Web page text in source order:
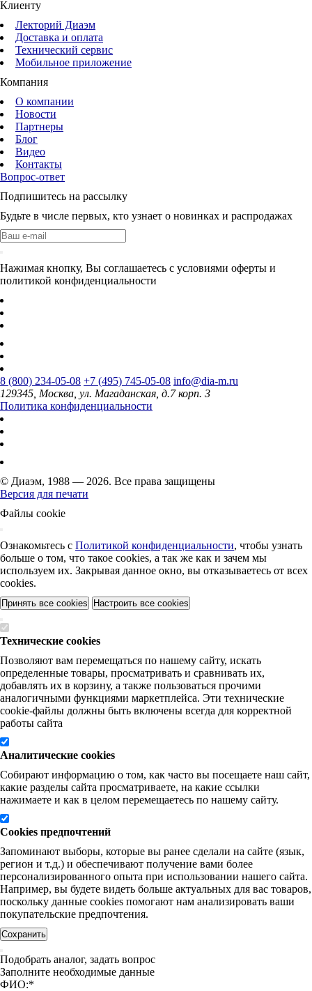
Клиенту
Лекторий Диаэм
Доставка и оплата
Технический сервис
Мобильное приложение
Компания
О компании
Новости
Партнеры
Блог
Видео
Контакты
Вопрос-ответ
Подпишитесь на рассылку
Будьте в числе первых, кто узнает о новинках и распродажах
Нажимая кнопку, Вы соглашаетесь с условиями оферты и
политикой конфиденциальности
8 (800) 234-05-08 +7 (495) 745-05-08 info@dia-m.ru
129345, Москва, ул. Магаданская, д.7 корп. 3
Политика конфиденциальности
© Диаэм, 1988 — 2026. Все права защищены
Версия для печати
Файлы cookie
Ознакомьтесь с Политикой конфиденциальности, чтобы узнать
больше о том, что такое cookies, а так же как и зачем мы
используем их. Закрывая данное окно, вы отказываетесь от всех
cookies.
Принять все cookies Настроить все cookies
Технические cookies
Позволяют вам перемещаться по нашему сайту, искать
определенные товары, просматривать и сравнивать их,
добавлять их в корзину, а также пользоваться прочими
аналогичными функциями маркетплейса. Эти технические
cookie-файлы должны быть включены всегда для корректной
работы сайта
Аналитические cookies
Собирают информацию о том, как часто вы посещаете наш сайт,
какие разделы сайта просматриваете, на какие ссылки
нажимаете и как в целом перемещаетесь по нашему сайту.
Cookies предпочтений
Запоминают выборы, которые вы ранее сделали на сайте (язык,
регион и т.д.) и обеспечивают получение вами более
персонализированного опыта при использовании нашего сайта.
Например, вы будете видеть больше актуальных для вас товаров,
поскольку данные cookies помогают нам анализировать ваши
покупательские предпочтения.
Сохранить
Подобрать аналог, задать вопрос
Заполните необходимые данные
ФИО:*